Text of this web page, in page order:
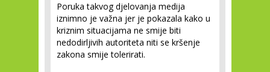
Poruka takvog djelovanja medija
iznimno je važna jer je pokazala kako u
kriznim situacijama ne smije biti
nedodirljivih autoriteta niti se kršenje
zakona smije tolerirati.